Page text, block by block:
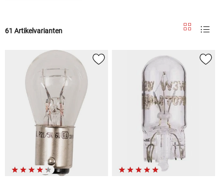
61 Artikelvarianten